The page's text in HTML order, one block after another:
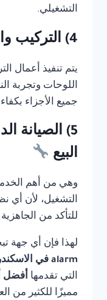
التشغيلي.
4) التركيب والبرمجة
يتم تنفيذ أعمال
اللوحات وتجربة
جميع الأجزاء
5) الصيانة
البيع
وهي من أهم
التشغيل، لأن أي
للتأكد من الجاهزية
لهذا فإن أي جهة
alarm في الاسكندرية
التي تقدمها أفضل
مميزًا للكثير من